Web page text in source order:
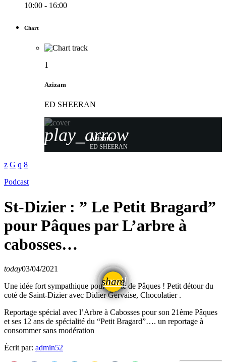
10:00 - 16:00
Chart
1
Azizam
ED SHEERAN
play_arrow
Azizam
ED SHEERAN
Podcast
St-Dizier : ” Le Petit Bragard”
pour Pâques par L’arbre à
cabosses…
today03/04/2021
share
email
Une idée fort sympathique pour la fête de Pâques ! Petit détour du
coté de Saint-Dizier avec Didier Gervaise, Chocolatier .
Reportage spécial avec l’Arbre à Cabosses pour son 21ème Pâques
et ses 12 ans de spécialité du “Petit Bragard”…. un reportage à
consommer sans modération
Écrit par: admin52